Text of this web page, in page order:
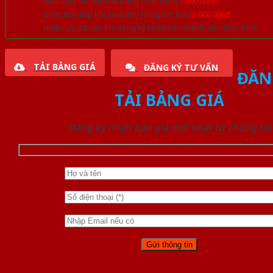
Giảm trực tiếp khi mua đơn hàng lớn hơn 3.000.000đ
Nhiều ưu đãi lớn khi đăng ký tài khoản thành viên thân thiết
TẢI BẢNG GIÁ ĐĂNG KÝ TƯ VẤN
TẢI BẢNG GIÁ
Đăng ký nhận báo giá mới nhất từ chúng tôi